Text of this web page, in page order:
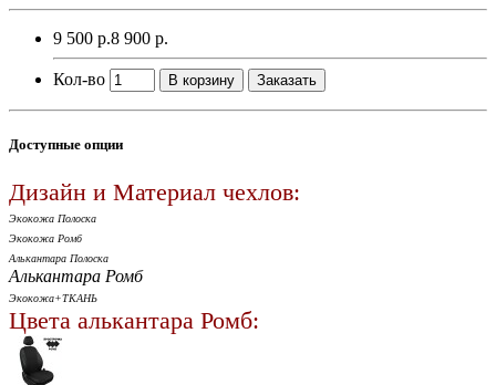
9 500 р.8 900 р.
Кол-во В корзину Заказать
Доступные опции
Дизайн и Материал чехлов:
Экокожа Полоска
Экокожа Ромб
Алькантара Полоска
Алькантара Ромб
Экокожа+ТКАНЬ
Цвета алькантара Ромб: